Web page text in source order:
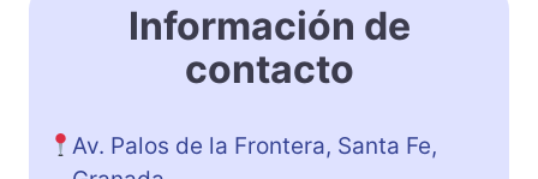
Información de
contacto
Av. Palos de la Frontera, Santa Fe,